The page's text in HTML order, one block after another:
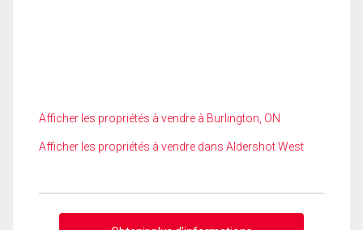
Afficher les propriétés à vendre à Burlington, ON
Afficher les propriétés à vendre dans Aldershot West